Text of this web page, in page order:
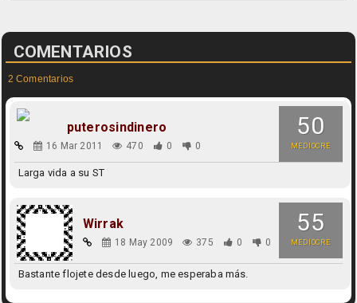
COMENTARIOS
2 Comentarios
50
MEDIOCRE
puterosindinero
16 Mar 2011 470 0 0
Larga vida a su ST
55
MEDIOCRE
Wirrak
18 May 2009 375 0 0
Bastante flojete desde luego, me esperaba más.